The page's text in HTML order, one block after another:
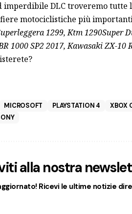
imperdibile DLC troveremo tutte
motociclistiche più
1299, Ktm 1290Super
1000 SP2 2017, Kawasaki ZX-10
MICROSOFT PLAYSTATION 4 XBOX
alla nostra
Ricevi le ultime notizie